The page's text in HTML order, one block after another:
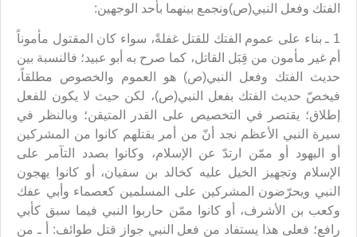
الفتك وفعل النبي(ص)ونجمع بينهما بأحد الوجهين:
1 ـ بناء على عموم الفتك للقتل غفلةً، سواء كان المقتول مأموناً
أم غير مأمون من قِبَل القاتل، كما صرح به أبو عبيد؛ فالنسبة بين
حديث الفتك وفعل النبي(ص) هو العموم والخصوص مطلقاً،
فيخصّ حديث الفتك بفعل النبي(ص)، لكن حيث لا يكون للفعل
إطلاق؛ يقتصر في التخصيص على القدر المتيقن؛ وبالنظر في
سيرة النبي الأعظم نجد أنّ من أمر بقتلهم كانوا من المشركين
أو اليهود أو ممّن ارتدّ عن الإسلام، وكانوا بصدد التآمر على
الإسلام وتجهيز الخيل عليه كخالد بن سفيان، أو كانوا يهجون
النبي ويحرّضون المشركين على المسلمين كعصماء وأبي عفك
وكعب بن الأشرف، أو كانوا ممّن حاربوا النبي فيما سبق كأبي
رافع؛ فعلى هذا يستفاد من فعل النبي جواز قتل طوائف: أ ـ من